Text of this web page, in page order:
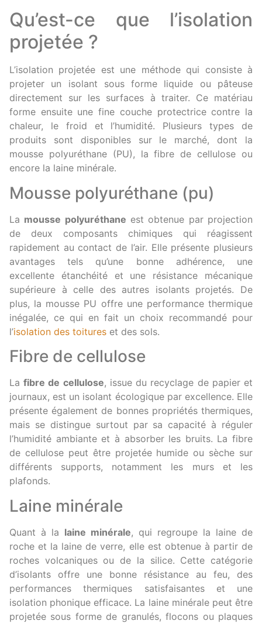
Qu’est-ce que l’isolation
projetée ?
L’isolation projetée est une méthode qui consiste à
projeter un isolant sous forme liquide ou pâteuse
directement sur les surfaces à traiter. Ce matériau
forme ensuite une fine couche protectrice contre la
chaleur, le froid et l’humidité. Plusieurs types de
produits sont disponibles sur le marché, dont la
mousse polyuréthane (PU), la fibre de cellulose ou
encore la laine minérale.
Mousse polyuréthane (pu)
La mousse polyuréthane est obtenue par projection
de deux composants chimiques qui réagissent
rapidement au contact de l’air. Elle présente plusieurs
avantages tels qu’une bonne adhérence, une
excellente étanchéité et une résistance mécanique
supérieure à celle des autres isolants projetés. De
plus, la mousse PU offre une performance thermique
inégalée, ce qui en fait un choix recommandé pour
l’isolation des toitures et des sols.
Fibre de cellulose
Lafibre de cellulose, issue du recyclage de papier et
journaux, est un isolant écologique par excellence. Elle
présente également de bonnes propriétés thermiques,
mais se distingue surtout par sa capacité à réguler
l’humidité ambiante et à absorber les bruits. La fibre
de cellulose peut être projetée humide ou sèche sur
différents supports, notamment les murs et les
plafonds.
Laine minérale
Quant à la laine minérale, qui regroupe la laine de
roche et la laine de verre, elle est obtenue à partir de
roches volcaniques ou de la silice. Cette catégorie
d’isolants offre une bonne résistance au feu, des
performances thermiques satisfaisantes et une
isolation phonique efficace. La laine minérale peut être
projetée sous forme de granulés, flocons ou plaques